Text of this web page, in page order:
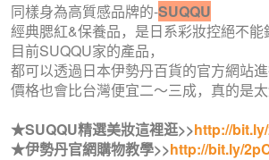
同樣身為高質感品牌的-SUQQU
經典腮紅&保養品，是日系彩妝控絕不能
目前SUQQU家的產品，
都可以透過日本伊勢丹百貨的官方網站進
價格也會比台灣便宜二～三成，真的是
★SUQQU精選美妝這裡逛>>http://
★伊勢丹官網購物教學>>http://bit.ly/